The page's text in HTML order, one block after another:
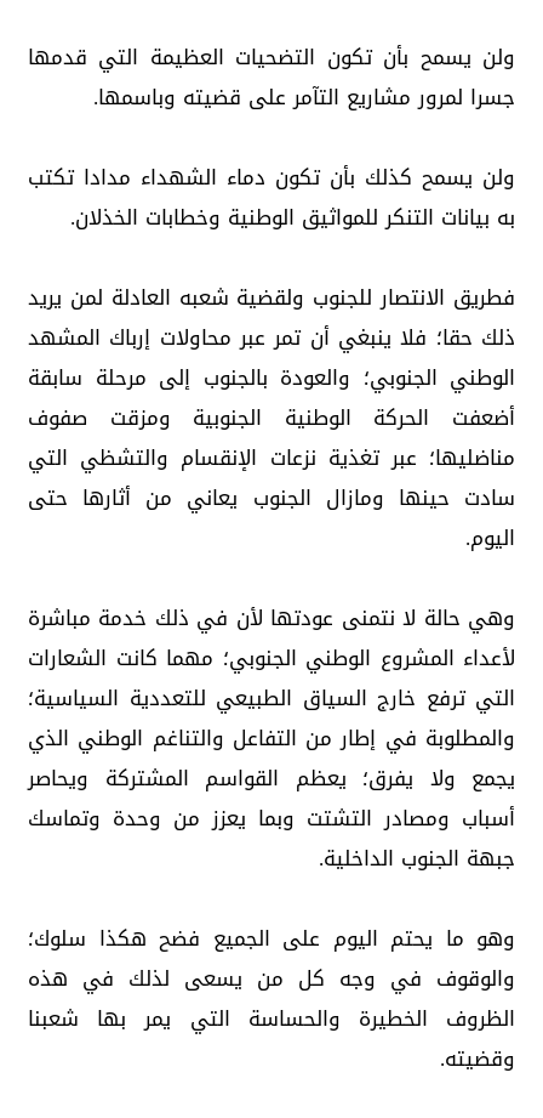
ولن يسمح بأن تكون التضحيات العظيمة التي قدمها
جسرا لمرور مشاريع التآمر على قضيته وباسمها.
ولن يسمح كذلك بأن تكون دماء الشهداء مدادا تكتب
به بيانات التنكر للمواثيق الوطنية وخطابات الخذلان.
فطريق الانتصار للجنوب ولقضية شعبه العادلة لمن يريد
ذلك حقا؛ فلا ينبغي أن تمر عبر محاولات إرباك المشهد
الوطني الجنوبي؛ والعودة بالجنوب إلى مرحلة سابقة
أضعفت الحركة الوطنية الجنوبية ومزقت صفوف
مناضليها؛ عبر تغذية نزعات الإنقسام والتشظي التي
سادت حينها ومازال الجنوب يعاني من أثارها حتى
اليوم.
وهي حالة لا نتمنى عودتها لأن في ذلك خدمة مباشرة
لأعداء المشروع الوطني الجنوبي؛ مهما كانت الشعارات
التي ترفع خارج السياق الطبيعي للتعددية السياسية؛
والمطلوبة في إطار من التفاعل والتناغم الوطني الذي
يجمع ولا يفرق؛ يعظم القواسم المشتركة ويحاصر
أسباب ومصادر التشتت وبما يعزز من وحدة وتماسك
جبهة الجنوب الداخلية.
وهو ما يحتم اليوم على الجميع فضح هكذا سلوك؛
والوقوف في وجه كل من يسعى لذلك في هذه
الظروف الخطيرة والحساسة التي يمر بها شعبنا
وقضيته.